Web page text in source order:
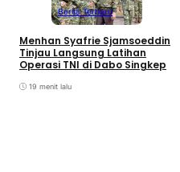
Berita Terbaru
Menhan Syafrie Sjamsoeddin
Tinjau Langsung Latihan
Operasi TNI di Dabo Singkep
19 menit lalu